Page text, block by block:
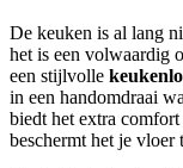
De keuken is al lang
het is een volwaardig
een stijlvolle
in een handomdraai
biedt het extra comfort
beschermt het je vloer